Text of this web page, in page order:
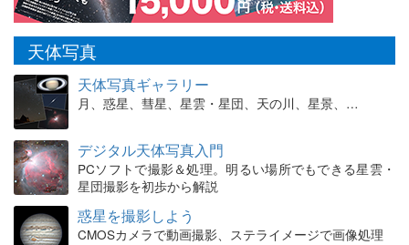
天体写真
天体写真ギャラリー
月、惑星、彗星、星雲・星団、天の川、星景、…
デジタル天体写真入門
PCソフトで撮影＆処理。明るい場所でもできる星雲・
星団撮影を初歩から解説
惑星を撮影しよう
CMOSカメラで動画撮影、ステライメージで画像処理